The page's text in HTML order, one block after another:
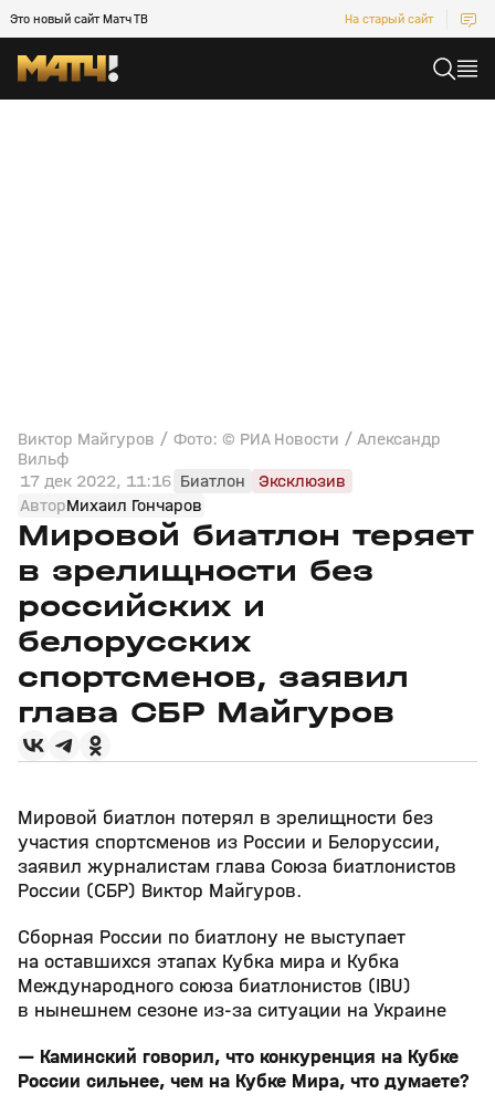
Это новый сайт Матч ТВ На старый сайт
Виктор Майгуров / Фото: © РИА Новости / Александр
Вильф
17 дек 2022, 11:16 Биатлон
Эксклюзив
АвторМихаил Гончаров
Мировой биатлон теряет
в зрелищности без
российских и
белорусских
спортсменов, заявил
глава СБР Майгуров
Мировой биатлон потерял в зрелищности без
участия спортсменов из России и Белоруссии,
заявил журналистам глава Союза биатлонистов
России (СБР) Виктор Майгуров.
Сборная России по биатлону не выступает
на оставшихся этапах Кубка мира и Кубка
Международного союза биатлонистов (IBU)
в нынешнем сезоне из‑за ситуации на Украине
— Каминский говорил, что конкуренция на Кубке
России сильнее, чем на Кубке Мира, что думаете?